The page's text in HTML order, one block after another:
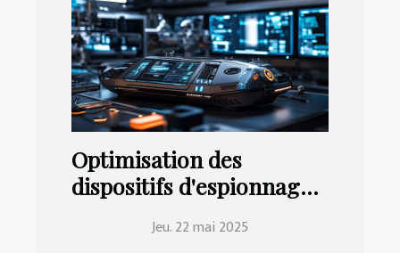
Optimisation des
dispositifs d'espionnage
Jeu. 22 mai 2025